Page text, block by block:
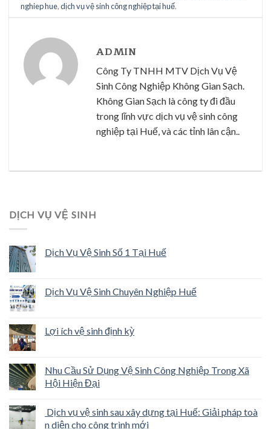
nghiep hue,dịch vụ vệ sinh công nghiệp tại huế.
ADMIN
Công Ty TNHH MTV Dịch Vụ Vệ
Sinh Công Nghiệp Không Gian Sạch.
Không Gian Sạch là công ty đi đầu
trong lĩnh vực dịch vụ vệ sinh công
nghiệp tại Huế, và các tỉnh lân cận..
DỊCH VỤ VỆ SINH
Dịch Vụ Vệ Sinh Số 1 Tại Huế
Dịch Vụ Vệ Sinh Chuyên Nghiệp Huế
Lợi ích vệ sinh định kỳ
Nhu Cầu Sử Dụng Vệ Sinh Công Nghiệp Trong Xã
Hội Hiện Đại
Dịch vụ vệ sinh sau xây dựng tại Huế: Giải pháp toà
n diện cho công trình mới